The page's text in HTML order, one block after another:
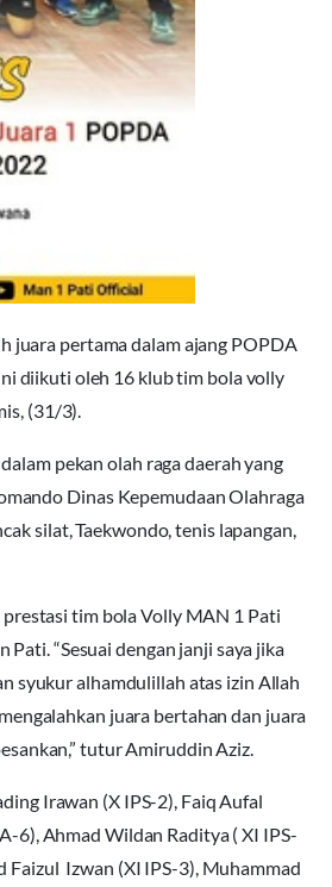
juara pertama dalam ajang POPDA
diikuti oleh 16 klub tim bola volly
(31/3).
pekan olah raga daerah yang
Dinas Kepemudaan Olahraga
silat, Taekwondo, tenis lapangan,
tim bola Volly MAN 1 Pati
“Sesuai dengan janji saya jika
syukur alhamdulillah atas izin Allah
juara bertahan dan juara
tutur Amiruddin Aziz.
Irawan (X IPS-2), Faiq Aufal
6), Ahmad Wildan Raditya ( XI IPS-
Faizul Izwan (XI IPS-3), Muhammad